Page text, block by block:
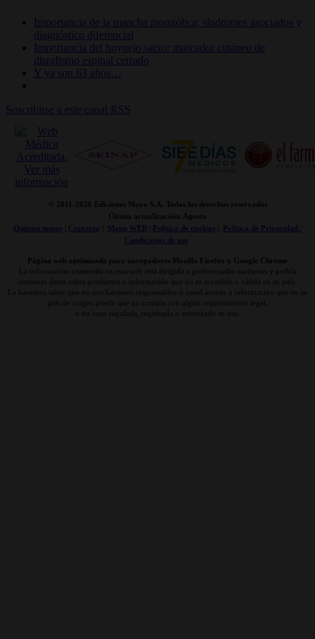
Importancia de la mancha mongólica: síndromes asociados y
diagnóstico diferencial
Importancia del hoyuelo sacro: marcador cutáneo de
disrafismo espinal cerrado
Y ya son 63 años…
Suscribirse a este canal RSS
© 2011- 2026 Ediciones Mayo S.A. Todos los derechos reservados
Última actualización: Agosto
Quienes somos| Contacto Mapa WEB| Politica de cookies|
Politica de Privacidad /
Condiciones de uso
Página web optimizada para navegadores Mozilla Firefox y Google Chrome
La información contenida en esta web está dirigida a profesionales sanitarios y podría
contener datos sobre productos o información que no es accesible o válida en su país.
Le hacemos saber que no nos hacemos responsables si usted accede a información que en su
país de origen puede que no cumpla con algún requerimiento legal,
o no estar regulada, registrada o autorizado su uso.